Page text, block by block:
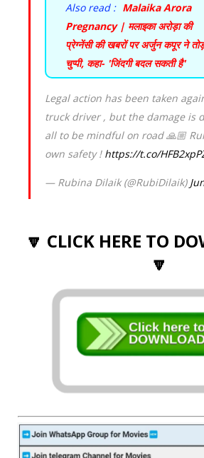
Also read : Malaika Arora
Pregnancy | मलाइका अरोड़ा की
प्रेग्नेंसी की खबरों पर अर्जुन कपूर ने
चुप्पी, कहा- 'जिंदगी बदल सकती है'
Legal action has been taken
truck driver , but the damage is
all to be mindful on road 🙏🏼
own safety ! https://t.co/
— Rubina Dilaik (@RubiDilaik)
🔽 CLICK HERE TO
🔽